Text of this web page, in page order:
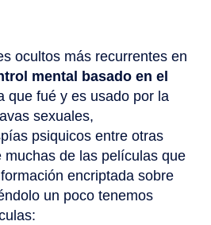
ocultos más recurrentes en
mental basado en el
que fué y es usado por la
sexuales,
psiquicos entre otras
muchas de las películas que
encriptada sobre
un poco tenemos